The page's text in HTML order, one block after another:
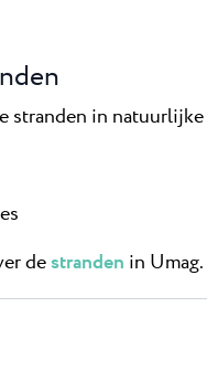
stranden in
destranden in Umag.